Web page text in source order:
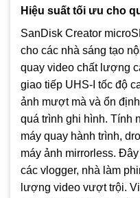
Hiệu suất tối ưu cho
SanDisk Creator
cho các nhà sáng tạo
quay video chất lượng
giao tiếp UHS-I tốc độ
ảnh mượt mà và ổn
quá trình ghi hình. Tính
máy quay hành trình,
máy ảnh mirrorless.
các vlogger, nhà làm
lượng video vượt trội.